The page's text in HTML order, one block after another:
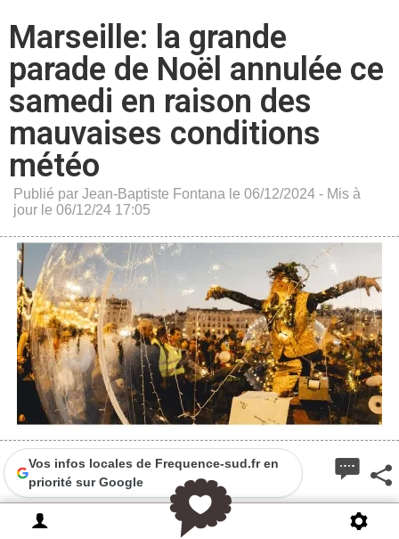
Marseille: la grande
parade de Noël annulée ce
samedi en raison des
mauvaises conditions
météo
Publié par Jean-Baptiste Fontana le 06/12/2024 - Mis à
jour le 06/12/24 17:05
Vos infos locales de Frequence-sud.fr en
priorité sur Google
La parade de Noël prévue sur le Vieux Port ce